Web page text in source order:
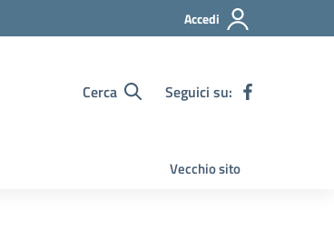
Accedi
Cerca Seguici su:
Vecchio sito